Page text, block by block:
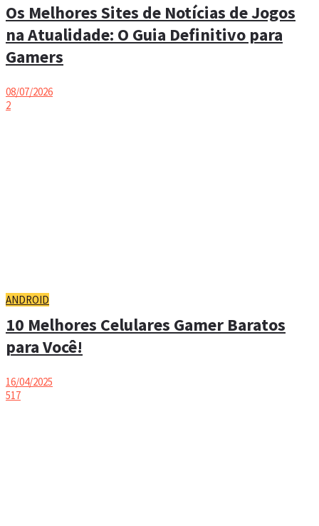
Os Melhores Sites de Notícias de Jogos
na Atualidade: O Guia Definitivo para
Gamers
08/07/2026
2
ANDROID
10 Melhores Celulares Gamer Baratos
para Você!
16/04/2025
517